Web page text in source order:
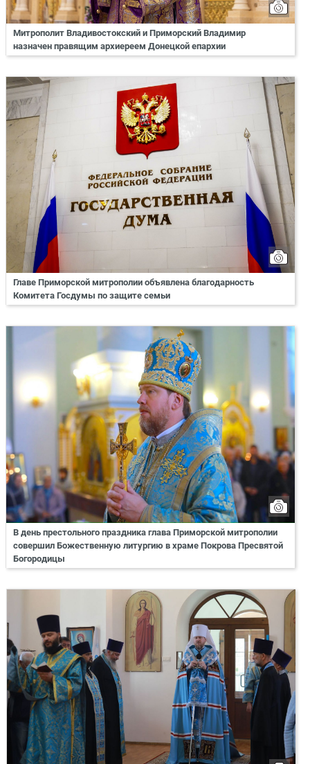
Митрополит Владивостокский и Приморский Владимир
назначен правящим архиереем Донецкой епархии
Главе Приморской митрополии объявлена благодарность
Комитета Госдумы по защите семьи
В день престольного праздника глава Приморской митрополии
совершил Божественную литургию в храме Покрова Пресвятой
Богородицы